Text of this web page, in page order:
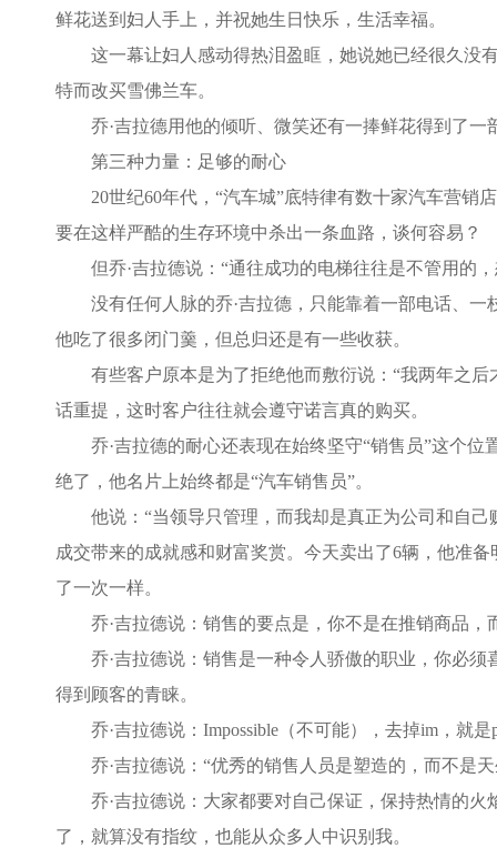
鲜花送到妇人手上，并祝她生日快乐，生活幸福。
这一幕让妇人感动得热泪盈眶，她说她已经很久没有
特而改买雪佛兰车。
乔·吉拉德用他的倾听、微笑还有一捧鲜花得到了一
第三种力量：足够的耐心
20世纪60年代，“汽车城”底特律有数十家汽车营销店
要在这样严酷的生存环境中杀出一条血路，谈何容易？
但乔·吉拉德说：“通往成功的电梯往往是不管用的，
没有任何人脉的乔·吉拉德，只能靠着一部电话、一
他吃了很多闭门羹，但总归还是有一些收获。
有些客户原本是为了拒绝他而敷衍说：“我两年之后
话重提，这时客户往往就会遵守诺言真的购买。
乔·吉拉德的耐心还表现在始终坚守“销售员”这个位
绝了，他名片上始终都是“汽车销售员”。
他说：“当领导只管理，而我却是真正为公司和自己
成交带来的成就感和财富奖赏。今天卖出了6辆，他准
了一次一样。
乔·吉拉德说：销售的要点是，你不是在推销商品，
乔·吉拉德说：销售是一种令人骄傲的职业，你必须
得到顾客的青睐。
乔·吉拉德说：Impossible（不可能），去掉im，就是
乔·吉拉德说：“优秀的销售人员是塑造的，而不是天
乔·吉拉德说：大家都要对自己保证，保持热情的火
了，就算没有指纹，也能从众多人中识别我。